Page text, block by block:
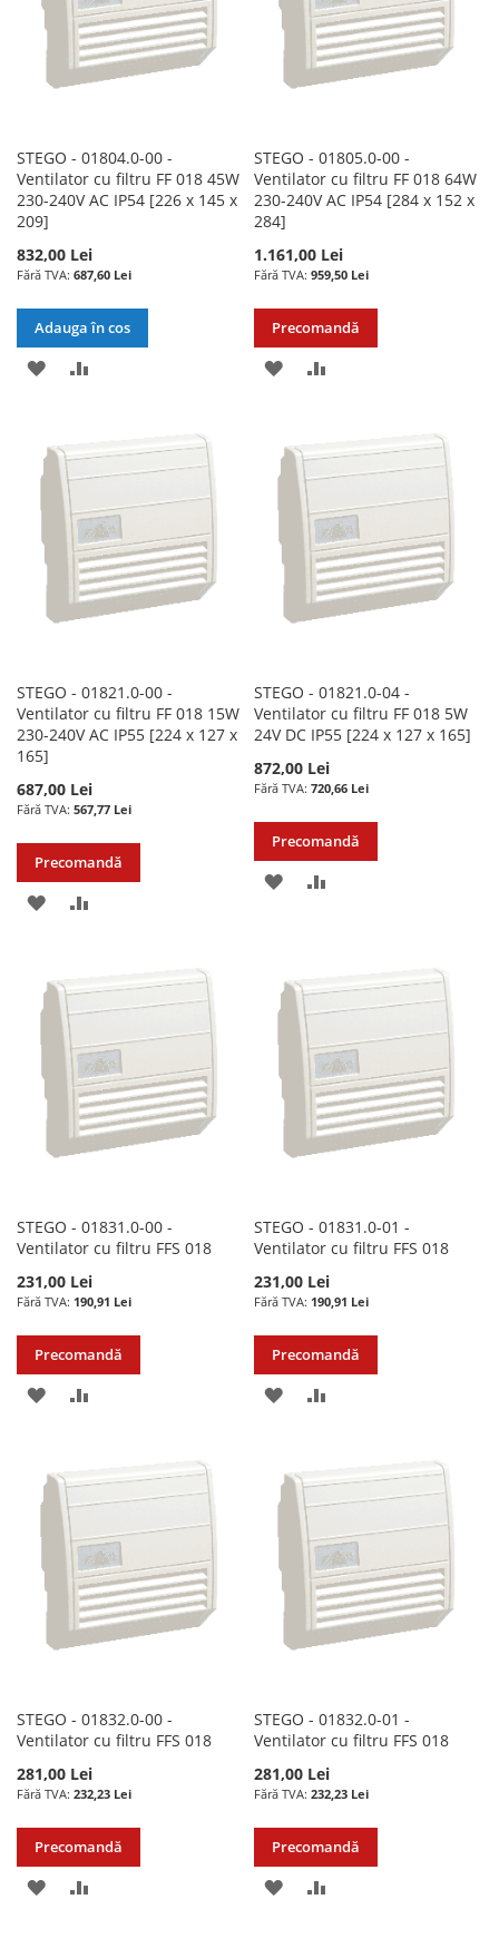
STEGO - 01804.0-00 -
Ventilator cu filtru FF 018 45W
230-240V AC IP54 [226 x 145 x
209]
832,00 Lei
687,60 Lei
Adauga în cos
ADAUGATI
LISTA
DE
DORINTE
COMPARARE
STEGO - 01805.0-00 -
Ventilator cu filtru FF 018 64W
230-240V AC IP54 [284 x 152 x
284]
1.161,00 Lei
959,50 Lei
Precomandă
ADAUGATI
LISTA
DE
DORINTE
COMPARARE
STEGO - 01821.0-00 -
Ventilator cu filtru FF 018 15W
230-240V AC IP55 [224 x 127 x
165]
687,00 Lei
567,77 Lei
Precomandă
ADAUGATI
LISTA
DE
DORINTE
COMPARARE
STEGO - 01821.0-04 -
Ventilator cu filtru FF 018 5W
24V DC IP55 [224 x 127 x 165]
872,00 Lei
720,66 Lei
Precomandă
ADAUGATI
DE
DORINTE
STEGO - 01831.0-00 -
Ventilator cu filtru FFS 018
231,00 Lei
190,91 Lei
Precomandă
ADAUGATI
LISTA
DE
DORINTE
COMPARARE
STEGO - 01831.0-01 -
Ventilator cu filtru FFS 018
231,00 Lei
190,91 Lei
Precomandă
ADAUGATI
LISTA
DE
DORINTE
COMPARARE
STEGO - 01832.0-00 -
Ventilator cu filtru FFS 018
281,00 Lei
232,23 Lei
Precomandă
ADAUGATI
STEGO - 01832.0-01 -
Ventilator cu filtru FFS 018
281,00 Lei
232,23 Lei
Precomandă
ADAUGATI